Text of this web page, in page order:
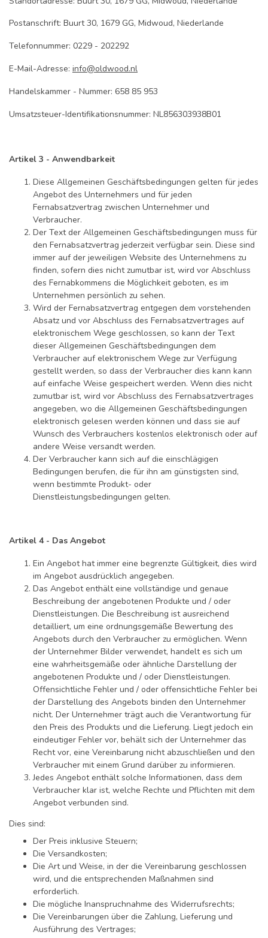
Postanschrift: Buurt 30, 1679 GG, Midwoud, Niederlande
Telefonnummer: 0229 - 202292
E-Mail-Adresse: info@oldwood.nl
Handelskammer - Nummer: 658 85 953
Umsatzsteuer-Identifikationsnummer: NL856303938B01
Artikel 3 - Anwendbarkeit
Diese Allgemeinen Geschäftsbedingungen gelten für jedes
Angebot des Unternehmers und für jeden
Fernabsatzvertrag zwischen Unternehmer und
Verbraucher.
Der Text der Allgemeinen Geschäftsbedingungen muss für
den Fernabsatzvertrag jederzeit verfügbar sein. Diese sind
immer auf der jeweiligen Website des Unternehmens zu
finden, sofern dies nicht zumutbar ist, wird vor Abschluss
des Fernabkommens die Möglichkeit geboten, es im
Unternehmen persönlich zu sehen.
Wird der Fernabsatzvertrag entgegen dem vorstehenden
Absatz und vor Abschluss des Fernabsatzvertrages auf
elektronischem Wege geschlossen, so kann der Text
dieser Allgemeinen Geschäftsbedingungen dem
Verbraucher auf elektronischem Wege zur Verfügung
gestellt werden, so dass der Verbraucher dies kann kann
auf einfache Weise gespeichert werden. Wenn dies nicht
zumutbar ist, wird vor Abschluss des Fernabsatzvertrages
angegeben, wo die Allgemeinen Geschäftsbedingungen
elektronisch gelesen werden können und dass sie auf
Wunsch des Verbrauchers kostenlos elektronisch oder auf
andere Weise versandt werden.
Der Verbraucher kann sich auf die einschlägigen
Bedingungen berufen, die für ihn am günstigsten sind,
wenn bestimmte Produkt- oder
Dienstleistungsbedingungen gelten.
Artikel 4 - Das Angebot
Ein Angebot hat immer eine begrenzte Gültigkeit, dies wird
im Angebot ausdrücklich angegeben.
Das Angebot enthält eine vollständige und genaue
Beschreibung der angebotenen Produkte und / oder
Dienstleistungen. Die Beschreibung ist ausreichend
detailliert, um eine ordnungsgemäße Bewertung des
Angebots durch den Verbraucher zu ermöglichen. Wenn
der Unternehmer Bilder verwendet, handelt es sich um
eine wahrheitsgemäße oder ähnliche Darstellung der
angebotenen Produkte und / oder Dienstleistungen.
Offensichtliche Fehler und / oder offensichtliche Fehler bei
der Darstellung des Angebots binden den Unternehmer
nicht. Der Unternehmer trägt auch die Verantwortung für
den Preis des Produkts und die Lieferung. Liegt jedoch ein
eindeutiger Fehler vor, behält sich der Unternehmer das
Recht vor, eine Vereinbarung nicht abzuschließen und den
Verbraucher mit einem Grund darüber zu informieren.
Jedes Angebot enthält solche Informationen, dass dem
Verbraucher klar ist, welche Rechte und Pflichten mit dem
Angebot verbunden sind.
Dies sind:
Der Preis inklusive Steuern;
Die Versandkosten;
Die Art und Weise, in der die Vereinbarung geschlossen
wird, und die entsprechenden Maßnahmen sind
erforderlich.
Die mögliche Inanspruchnahme des Widerrufsrechts;
Die Vereinbarungen über die Zahlung, Lieferung und
Ausführung des Vertrages;